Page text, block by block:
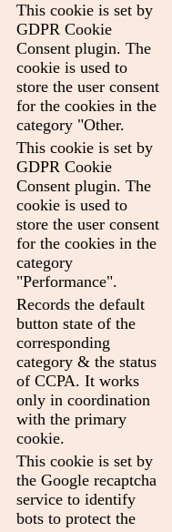
This cookie is set by
GDPR Cookie
Consent plugin. The
cookie is used to
store the user consent
for the cookies in the
category "Other.
This cookie is set by
GDPR Cookie
Consent plugin. The
cookie is used to
store the user consent
for the cookies in the
category
"Performance".
Records the default
button state of the
corresponding
category & the status
of CCPA. It works
only in coordination
with the primary
cookie.
This cookie is set by
the Google recaptcha
service to identify
bots to protect the